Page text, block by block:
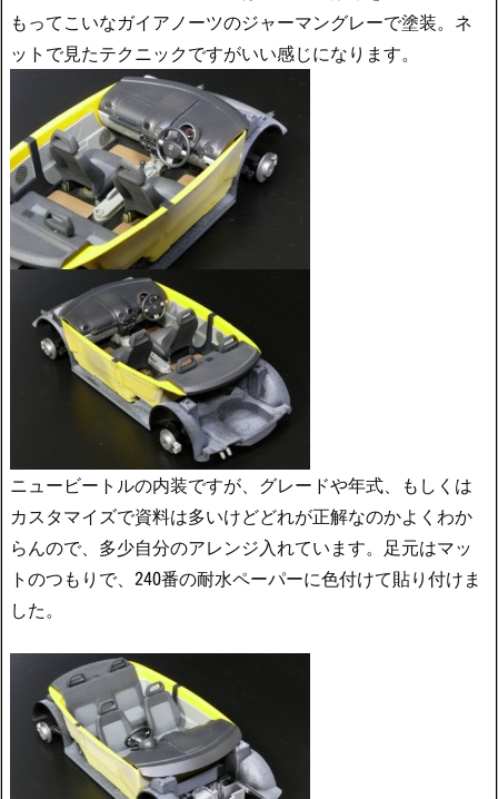
もってこいなガイアノーツのジャーマングレーで塗装。ネ
ットで見たテクニックですがいい感じになります。
ニュービートルの内装ですが、グレードや年式、もしくは
カスタマイズで資料は多いけどどれが正解なのかよくわか
らんので、多少自分のアレンジ入れています。足元はマッ
トのつもりで、240番の耐水ペーパーに色付けて貼り付けま
した。